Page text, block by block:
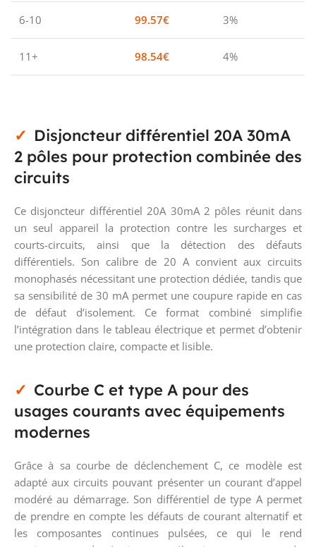
6-10 99.57€ 3%
11+ 98.54€ 4%
Disjoncteur différentiel 20A 30mA
2 pôles pour protection combinée des
circuits
Ce disjoncteur différentiel 20A 30mA 2 pôles réunit dans
un seul appareil la protection contre les surcharges et
courts-circuits, ainsi que la détection des défauts
différentiels. Son calibre de 20 A convient aux circuits
monophasés nécessitant une protection dédiée, tandis que
sa sensibilité de 30 mA permet une coupure rapide en cas
de défaut d’isolement. Ce format combiné simplifie
l’intégration dans le tableau électrique et permet d’obtenir
une protection claire, compacte et lisible.
Courbe C et type A pour des
usages courants avec équipements
modernes
Grâce à sa courbe de déclenchement C, ce modèle est
adapté aux circuits pouvant présenter un courant d’appel
modéré au démarrage. Son différentiel de type A permet
de prendre en compte les défauts de courant alternatif et
les composantes continues pulsées, ce qui le rend